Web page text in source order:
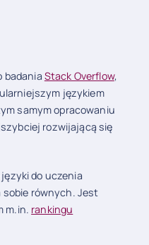
badania Stack Overflow,
językiem
samym opracowaniu
rozwijającą się
do uczenia
równych. Jest
m.in. rankingu